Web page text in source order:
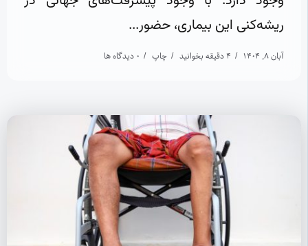
ریشه‌کنی این بیماری، حضور...
آبان 8, 1404 4 دقیقه بخوانید چاپ 0 دیدگاه ها